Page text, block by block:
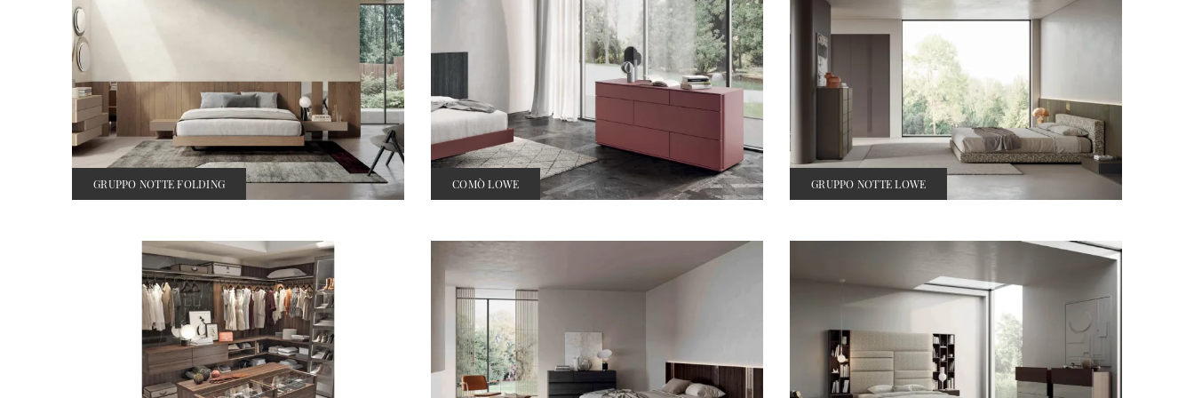
GRUPPO NOTTE FOLDING COMÒ LOWE GRUPPO NOTTE LOWE